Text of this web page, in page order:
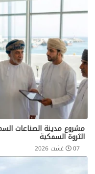
مشروع مدينة الصناعات
الثروة السمكية
07 غشت 2026